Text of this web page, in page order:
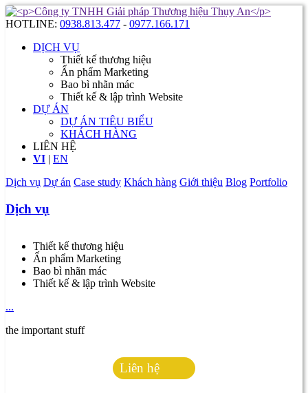
HOTLINE: 0938.813.477 - 0977.166.171
DỊCH VỤ
Thiết kế thương hiệu
Ấn phẩm Marketing
Bao bì nhãn mác
Thiết kế & lập trình Website
DỰ ÁN
DỰ ÁN TIÊU BIỂU
KHÁCH HÀNG
LIÊN HỆ
VI | EN
Dịch vụ Dự án Case study Khách hàng Giới thiệu Blog Portfolio
Dịch vụ
Thiết kế thương hiệu
Ấn phẩm Marketing
Bao bì nhãn mác
Thiết kế & lập trình Website
...
the important stuff
Liên hệ